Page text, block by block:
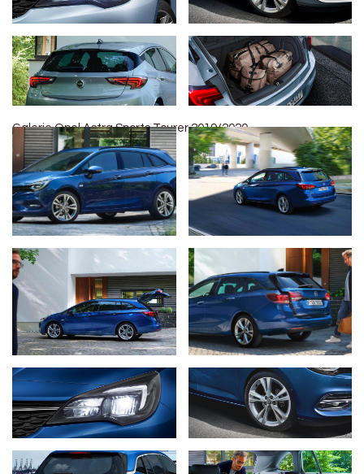
Galerie Opel Astra Sports Tourer 2019/2020